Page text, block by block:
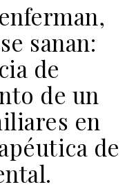
sanan:
de
de un
en
de